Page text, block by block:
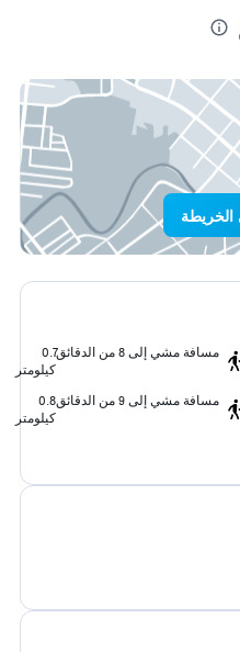
مسافة مشي إلى 8 من الدقائق
0.7
كيلومتر
مسافة مشي إلى 9 من الدقائق
0.8
كيلومتر